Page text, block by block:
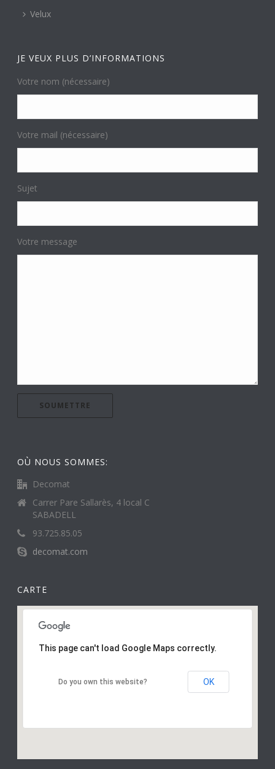
Velux
JE VEUX PLUS D’INFORMATIONS
Votre nom (nécessaire)
Votre mail (nécessaire)
Sujet
Votre message
OÙ NOUS SOMMES:
Decomat
Carrer Pare Sallarès, 4 local C
SABADELL
93.725.85.05
decomat.com
CARTE
This page can't load Google Maps correctly.
Do you own this website? OK